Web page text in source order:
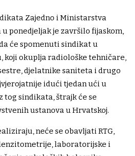
Zajedno i Ministarstva
u ponedjeljak je završilo fijaskom,
će spomenuti sindikat u
koji okuplja radiološke tehničare,
djelatnike saniteta i drugo
idući tjedan ući u
tog sindikata, štrajk će se
ustanova u Hrvatskoj.
neće se obavljati RTG,
laboratorijske i